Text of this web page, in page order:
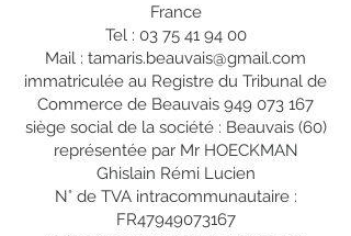
France
Tel : 03 75 41 94 00
Mail : tamaris.beauvais@gmail.com
immatriculée au Registre du Tribunal de
Commerce de Beauvais 949 073 167
siège social de la société : Beauvais (60)
représentée par Mr HOECKMAN
Ghislain Rémi Lucien
N° de TVA intracommunautaire :
FR47949073167